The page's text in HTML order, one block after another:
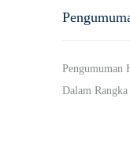
Pengumuman
Dalam